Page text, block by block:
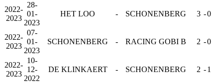
2022-
2023
28-
01-
2023
HET LOO - SCHONENBERG 3 -0
2022-
2023
07-
01-
2023
SCHONENBERG - RACING GOBI B 2 -0
2022-
2023
10-
12-
2022
DE KLINKAERT - SCHONENBERG 2 -1